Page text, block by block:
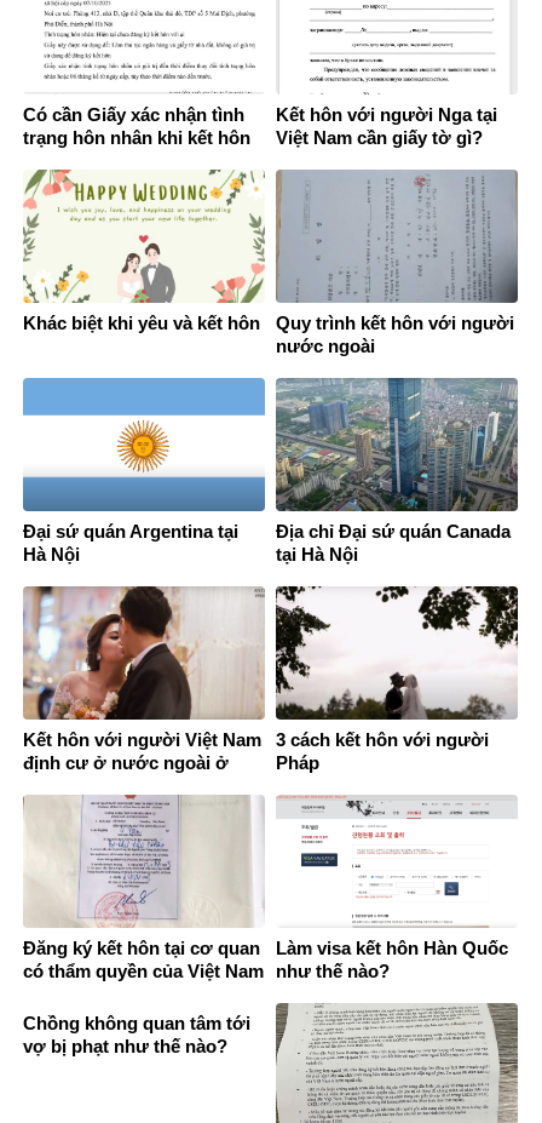
Có cần Giấy xác nhận tình
trạng hôn nhân khi kết hôn
Kết hôn với người Nga tại
Việt Nam cần giấy tờ gì?
Khác biệt khi yêu và kết hôn
Quy trình kết hôn với người
nước ngoài
Đại sứ quán Argentina tại
Hà Nội
Địa chỉ Đại sứ quán Canada
tại Hà Nội
Kết hôn với người Việt Nam
định cư ở nước ngoài ở
3 cách kết hôn với người
Pháp
Đăng ký kết hôn tại cơ quan
có thẩm quyền của Việt Nam
Làm visa kết hôn Hàn Quốc
như thế nào?
Chồng không quan tâm tới
vợ bị phạt như thế nào?